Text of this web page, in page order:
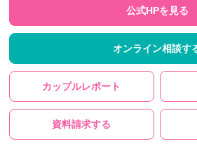
公式HPを見る
オンライン相談す
カップルレポート
資料請求する